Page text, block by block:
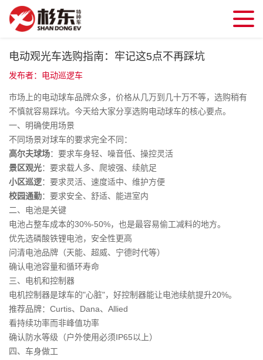
电动观光车选购指南：牢记这5点不再踩坑
发布者：电动巡逻车
市场上的电动球车品牌众多，价格从几万到几十万不等，选购稍有
不慎就容易踩坑。今天给大家分享选购电动球车的核心要点。
一、明确使用场景
不同场景对球车的要求完全不同：
高尔夫球场：要求车身轻、噪音低、操控灵活
景区观光：要求载人多、爬坡强、续航足
小区巡逻：要求灵活、速度适中、维护方便
校园通勤：要求安全、舒适、能进室内
二、电池是关键
电池占整车成本的30%-50%，也是最容易偷工减料的地方。
优先选磷酸铁锂电池，安全性更高
问清电池品牌（天能、超威、宁德时代等）
确认电池容量和循环寿命
三、电机和控制器
电机控制器是球车的"心脏"，好控制器能让电池续航提升20%。
推荐品牌：Curtis、Dana、Allied
看持续功率而非峰值功率
确认防水等级（户外使用必须IP65以上）
四、车身做工